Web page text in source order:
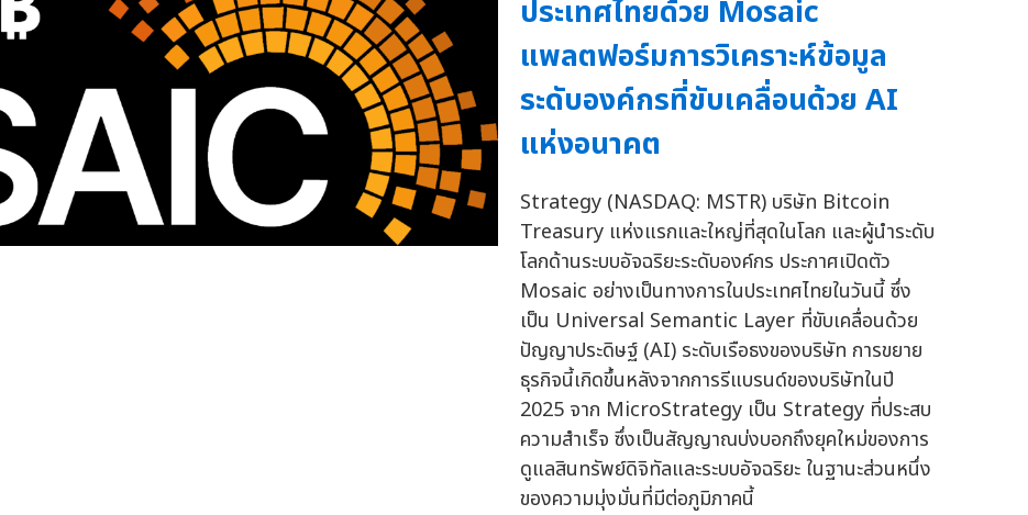
ประเทศไทยด้วย Mosaic
แพลตฟอร์มการวิเคราะห์ข้อมูล
ระดับองค์กรที่ขับเคลื่อนด้วย AI
แห่งอนาคต
Strategy (NASDAQ: MSTR) บริษัท Bitcoin
Treasury แห่งแรกและใหญ่ที่สุดในโลก และผู้นำระดับ
โลกด้านระบบอัจฉริยะระดับองค์กร ประกาศเปิดตัว
Mosaic อย่างเป็นทางการในประเทศไทยในวันนี้ ซึ่ง
เป็น Universal Semantic Layer ที่ขับเคลื่อนด้วย
ปัญญาประดิษฐ์ (AI) ระดับเรือธงของบริษัท การขยาย
ธุรกิจนี้เกิดขึ้นหลังจากการรีแบรนด์ของบริษัทในปี
2025 จาก MicroStrategy เป็น Strategy ที่ประสบ
ความสำเร็จ ซึ่งเป็นสัญญาณบ่งบอกถึงยุคใหม่ของการ
ดูแลสินทรัพย์ดิจิทัลและระบบอัจฉริยะ ในฐานะส่วนหนึ่ง
ของความมุ่งมั่นที่มีต่อภูมิภาคนี้